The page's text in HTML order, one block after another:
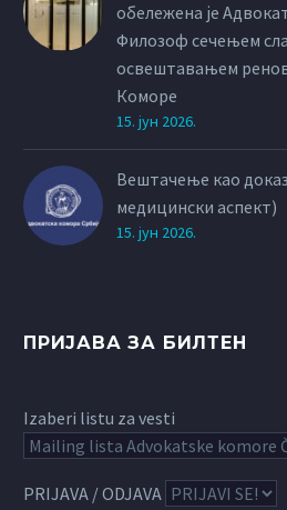
обележена је
Филозоф сечењем
освештавањем
Коморе
15. јун 2026.
Вештачење као
медицински аспект)
15. јун 2026.
ПРИЈАВА ЗА БИЛТЕН
Izaberi listu za vesti
PRIJAVA / ODJAVA